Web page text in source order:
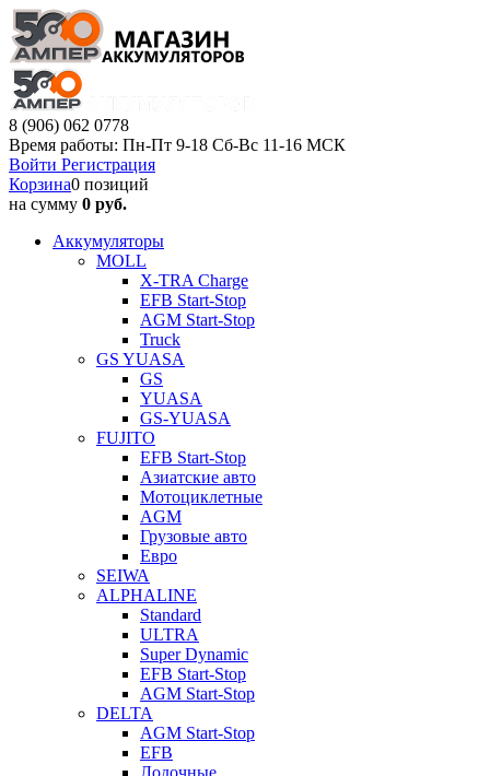
8 (906) 062 0778
Время работы: Пн-Пт 9-18 Сб-Вс 11-16 МСК
Войти Регистрация
Корзина0 позиций
на сумму 0 руб.
Аккумуляторы
MOLL
X-TRA Charge
EFB Start-Stop
AGM Start-Stop
Truck
GS YUASA
GS
YUASA
GS-YUASA
FUJITO
EFB Start-Stop
Азиатские авто
Мотоциклетные
AGM
Грузовые авто
Евро
SEIWA
ALPHALINE
Standard
ULTRA
Super Dynamic
EFB Start-Stop
AGM Start-Stop
DELTA
AGM Start-Stop
EFB
Лодочные